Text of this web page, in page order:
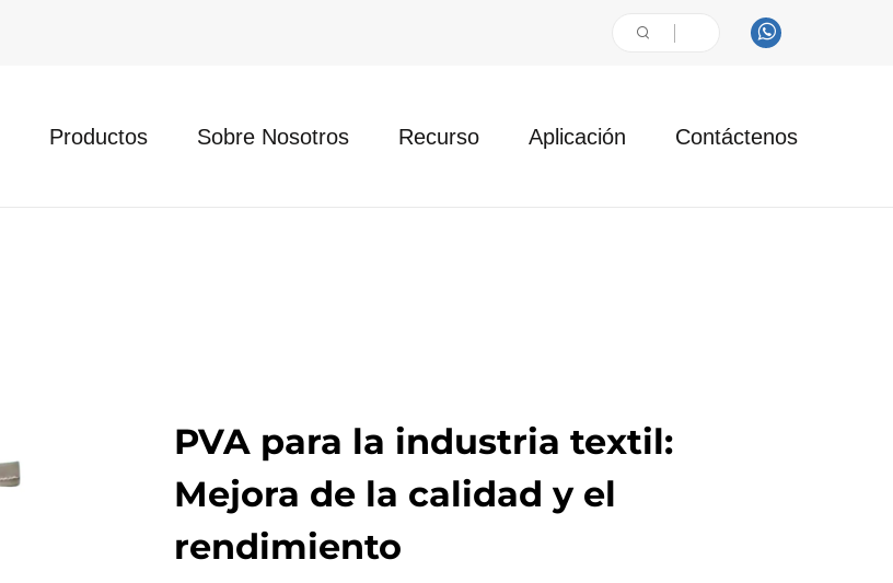
Productos Sobre Nosotros Recurso Aplicación Contáctenos
PVA para la industria textil:
Mejora de la calidad y el
rendimiento